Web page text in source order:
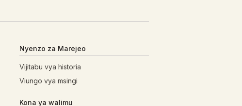
Nyenzo za Marejeo
Vijitabu vya historia
Viungo vya msingi
Kona ya walimu